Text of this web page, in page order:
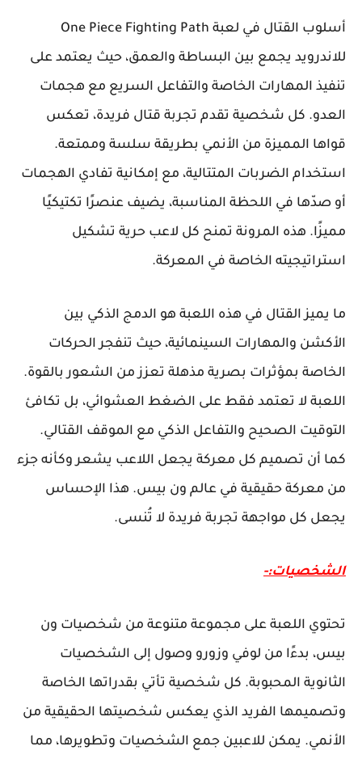
أسلوب القتال في لعبة One Piece Fighting Path
للاندرويد يجمع بين البساطة والعمق، حيث يعتمد على
تنفيذ المهارات الخاصة والتفاعل السريع مع هجمات
العدو. كل شخصية تقدم تجربة قتال فريدة، تعكس
قواها المميزة من الأنمي بطريقة سلسة وممتعة.
استخدام الضربات المتتالية، مع إمكانية تفادي الهجمات
أو صدّها في اللحظة المناسبة، يضيف عنصرًا تكتيكيًا
مميزًا. هذه المرونة تمنح كل لاعب حرية تشكيل
استراتيجيته الخاصة في المعركة.
ما يميز القتال في هذه اللعبة هو الدمج الذكي بين
الأكشن والمهارات السينمائية، حيث تنفجر الحركات
الخاصة بمؤثرات بصرية مذهلة تعزز من الشعور بالقوة.
اللعبة لا تعتمد فقط على الضغط العشوائي، بل تكافئ
التوقيت الصحيح والتفاعل الذكي مع الموقف القتالي.
كما أن تصميم كل معركة يجعل اللاعب يشعر وكأنه جزء
من معركة حقيقية في عالم ون بيس. هذا الإحساس
يجعل كل مواجهة تجربة فريدة لا تُنسى.
الشخصيات:-
تحتوي اللعبة على مجموعة متنوعة من شخصيات ون
بيس، بدءًا من لوفي وزورو وصول إلى الشخصيات
الثانوية المحبوبة. كل شخصية تأتي بقدراتها الخاصة
وتصميمها الفريد الذي يعكس شخصيتها الحقيقية من
الأنمي. يمكن للاعبين جمع الشخصيات وتطويرها، مما